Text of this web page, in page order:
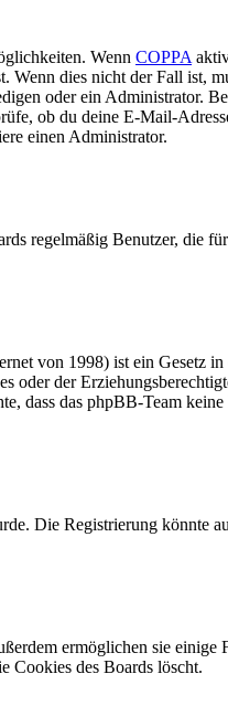
Wenn COPPA
Wenn dies nicht der Fall ist,
oder ein Administrator.
ob du deine E-Mail-
einen Administrator.
regelmäßig Benutzer, die
von 1998) ist ein Gesetz
oder der
dass das phpBB-Team
Die Registrierung könnte
ermöglichen sie einige
Cookies des Boards löscht.